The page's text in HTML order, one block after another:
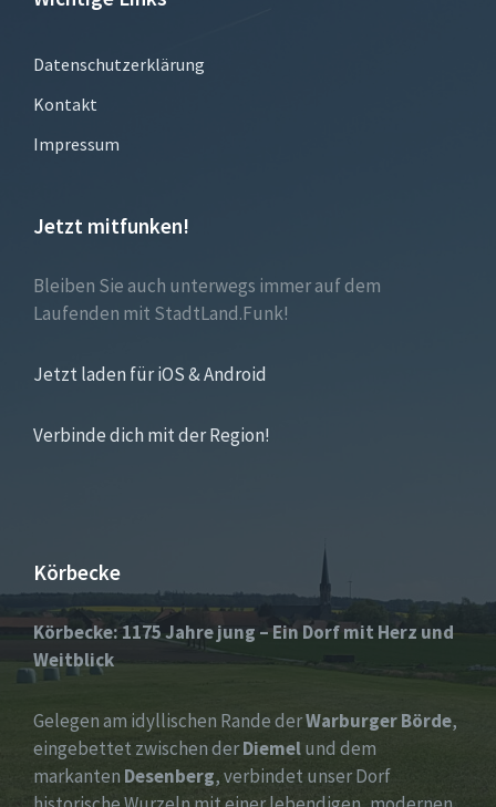
Datenschutzerklärung
Kontakt
Impressum
Jetzt mitfunken!
Bleiben Sie auch unterwegs immer auf dem
Laufenden mit StadtLand.Funk!
Jetzt laden für iOS & Android
Verbinde dich mit der Region!
Körbecke
Körbecke: 1175 Jahre jung – Ein Dorf mit Herz und
Weitblick
Gelegen am idyllischen Rande derWarburger Börde,
eingebettet zwischen derDiemelund dem
markanten Desenberg, verbindet unser Dorf